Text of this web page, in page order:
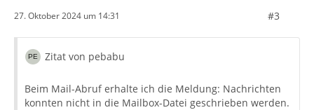
27. Oktober 2024 um 14:31 #3
Zitat von pebabu
Beim Mail-Abruf erhalte ich die Meldung: Nachrichten
konnten nicht in die Mailbox-Datei geschrieben werden.